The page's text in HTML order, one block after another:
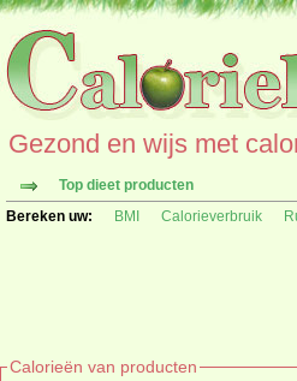
Gezond en wijs met
Top dieet producten
Bereken uw:
BMI Calorieverbruik
Calorieën van producten